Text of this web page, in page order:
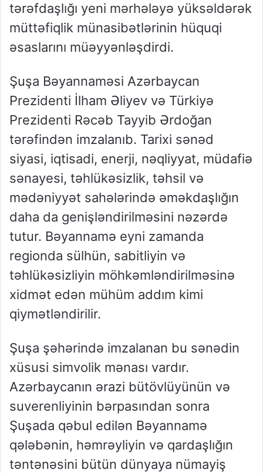
tərəfdaşlığı yeni mərhələyə yüksəldərək
müttəfiqlik münasibətlərinin hüquqi
əsaslarını müəyyənləşdirdi.
Şuşa Bəyannaməsi Azərbaycan
Prezidenti İlham Əliyev və Türkiyə
Prezidenti Rəcəb Tayyib Ərdoğan
tərəfindən imzalanıb. Tarixi sənəd
siyasi, iqtisadi, enerji, nəqliyyat, müdafiə
sənayesi, təhlükəsizlik, təhsil və
mədəniyyət sahələrində əməkdaşlığın
daha da genişləndirilməsini nəzərdə
tutur. Bəyannamə eyni zamanda
regionda sülhün, sabitliyin və
təhlükəsizliyin möhkəmləndirilməsinə
xidmət edən mühüm addım kimi
qiymətləndirilir.
Şuşa şəhərində imzalanan bu sənədin
xüsusi simvolik mənası vardır.
Azərbaycanın ərazi bütövlüyünün və
suverenliyinin bərpasından sonra
Şuşada qəbul edilən Bəyannamə
qələbənin, həmrəyliyin və qardaşlığın
təntənəsini bütün dünyaya nümayiş